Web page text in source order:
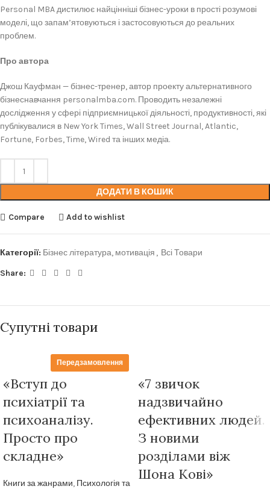
Personal MBA дистилює найцінніші бізнес-уроки в прості розумові
моделі, що запам’ятовуються і застосовуються до реальних
проблем.
Про автора
Джош Кауфман — бізнес-тренер, автор проекту альтернативного
бізнеснавчання personalmba.com. Проводить незалежні
дослідження у сфері підприємницької діяльності, продуктивності, які
публікувалися в New York Times, Wall Street Journal, Atlantic,
Fortune, Forbes, Time, Wired та інших медіа.
ДОДАТИ В КОШИК
Compare Add to wishlist
Категорії: Бізнес література, мотивація , Всі Товари
Share:
Супутні товари
Передзамовлення
«Вступ до
психіатрії та
психоаналізу.
Просто про
складне»
Книги за жанрами, Психологія та
«7 звичок
надзвичайно
ефективних людей.
З новими
розділами віж
Шона Кові»